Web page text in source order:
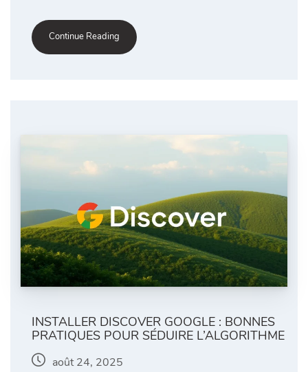
Continue Reading
INSTALLER DISCOVER GOOGLE : BONNES
PRATIQUES POUR SÉDUIRE L’ALGORITHME
août 24, 2025